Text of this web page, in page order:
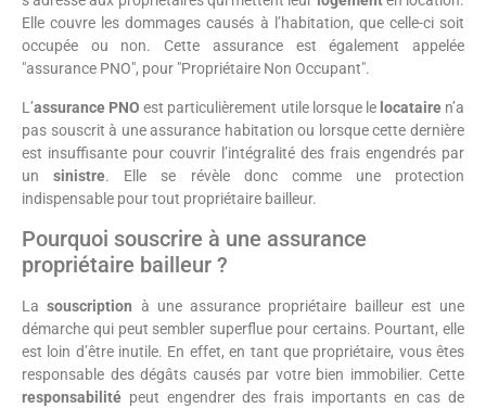
Elle couvre les dommages causés à l’habitation, que celle-ci soit
occupée ou non. Cette assurance est également appelée
"assurance PNO", pour "Propriétaire Non Occupant".
L’assurance PNO est particulièrement utile lorsque le locatairen’a
pas souscrit à une assurance habitation ou lorsque cette dernière
est insuffisante pour couvrir l’intégralité des frais engendrés par
unsinistre. Elle se révèle donc comme une protection
indispensable pour tout propriétaire bailleur.
Pourquoi souscrire à une assurance
propriétaire bailleur ?
Lasouscription à une assurance propriétaire bailleur est une
démarche qui peut sembler superflue pour certains. Pourtant, elle
est loin d’être inutile. En effet, en tant que propriétaire, vous êtes
responsable des dégâts causés par votre bien immobilier. Cette
responsabilité peut engendrer des frais importants en cas de